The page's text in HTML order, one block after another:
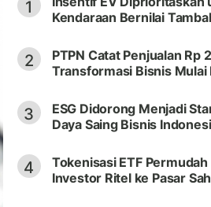
1
Kendaraan Bernilai
2
PTPN Catat Penjualan Rp
Transformasi Bisnis Mulai
3
ESG Didorong Menjadi
Daya Saing Bisnis
4
Tokenisasi ETF
Investor Ritel ke Pasar